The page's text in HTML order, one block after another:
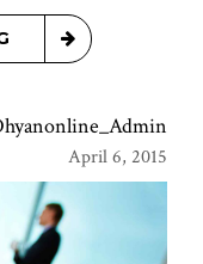
April 6, 2015